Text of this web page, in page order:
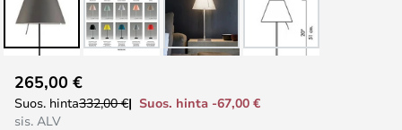
to
the
265,00 €
Suos. hinta332,00 €
Suos. hinta -67,00 €
sis. ALV